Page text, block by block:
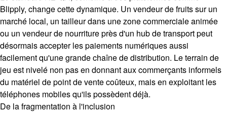
Blipply, change cette dynamique. Un vendeur de fruits sur un
marché local, un tailleur dans une zone commerciale animée
ou un vendeur de nourriture près d'un hub de transport peut
désormais accepter les paiements numériques aussi
facilement qu'une grande chaîne de distribution. Le terrain de
jeu est nivelé non pas en donnant aux commerçants informels
du matériel de point de vente coûteux, mais en exploitant les
téléphones mobiles qu'ils possèdent déjà.
De la fragmentation à l'inclusion